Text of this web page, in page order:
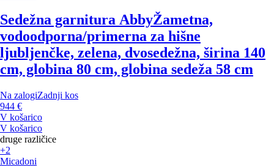
Sedežna garnitura AbbyŽametna,
vodoodporna/primerna za hišne
ljubljenčke, zelena, dvosedežna, širina 140
cm, globina 80 cm, globina sedeža 58 cm
Na zalogiZadnji kos
944 €
V košarico
V košarico
druge različice
+2
Micadoni